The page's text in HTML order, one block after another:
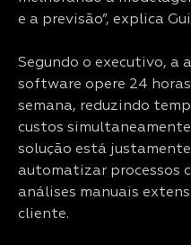
e a previsão”, explica
Segundo o executivo, a
software opere 24
semana, reduzindo
custos
solução está
automatizar processos
análises manuais
cliente.